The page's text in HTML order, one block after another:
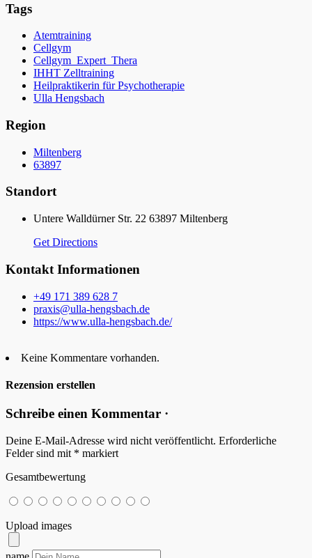
Tags
Atemtraining
Cellgym
Cellgym_Expert_Thera
IHHT Zelltraining
Heilpraktikerin für Psychotherapie
Ulla Hengsbach
Region
Miltenberg
63897
Standort
Untere Walldürner Str. 22 63897 Miltenberg
Get Directions
Kontakt Informationen
+49 171 389 628 7
praxis@ulla-hengsbach.de
https://www.ulla-hengsbach.de/
Keine Kommentare vorhanden.
Rezension erstellen
Schreibe einen Kommentar ·
Deine E-Mail-Adresse wird nicht veröffentlicht. Erforderliche
Felder sind mit * markiert
Gesamtbewertung
Upload images